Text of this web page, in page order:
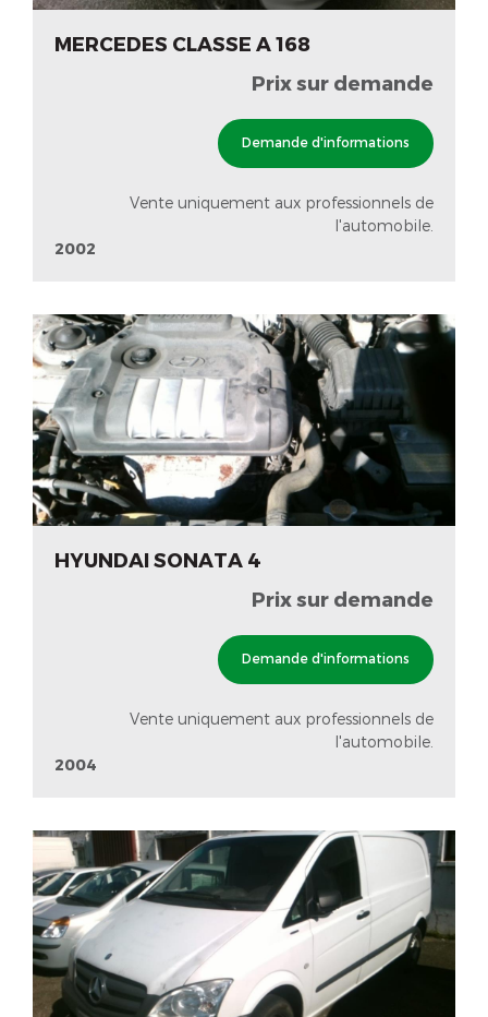
MERCEDES CLASSE A 168
Prix sur demande
Demande d'informations
Vente uniquement aux professionnels de
l'automobile.
2002
HYUNDAI SONATA 4
Prix sur demande
Demande d'informations
Vente uniquement aux professionnels de
l'automobile.
2004